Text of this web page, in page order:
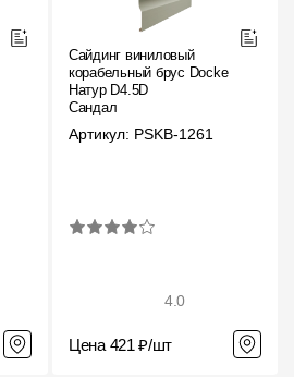
Сайдинг виниловый
корабельный брус Docke
Натур D4.5D
Сандал
Артикул: PSKB-1261
4.0
Цена 421 ₽/шт